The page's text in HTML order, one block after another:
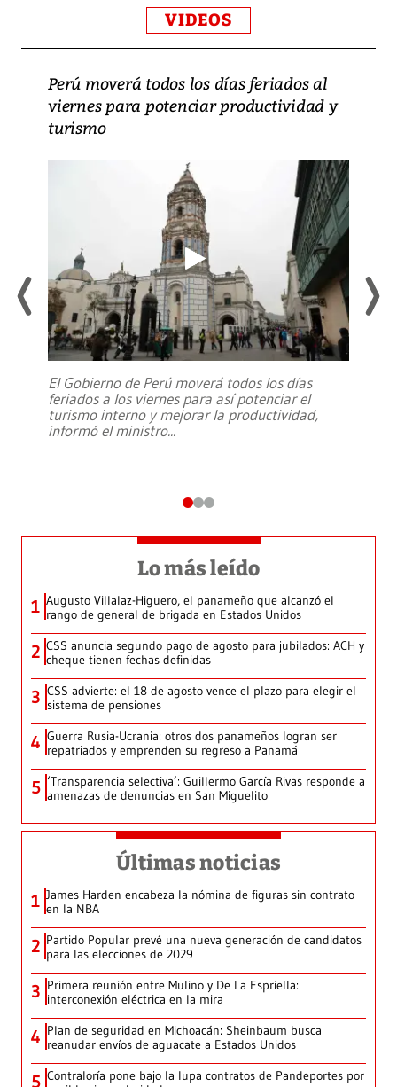
VIDEOS
Perú moverá todos los días feriados al
viernes para potenciar productividad y
turismo
El Gobierno de Perú moverá todos los días
feriados a los viernes para así potenciar el
turismo interno y mejorar la productividad,
informó el ministro...
Lo más leído
1 Augusto Villalaz-Higuero, el panameño que alcanzó el
rango de general de brigada en Estados Unidos
2 CSS anuncia segundo pago de agosto para jubilados: ACH y
cheque tienen fechas definidas
3 CSS advierte: el 18 de agosto vence el plazo para elegir el
sistema de pensiones
4 Guerra Rusia-Ucrania: otros dos panameños logran ser
repatriados y emprenden su regreso a Panamá
5 ‘Transparencia selectiva’: Guillermo García Rivas responde a
amenazas de denuncias en San Miguelito
Últimas noticias
1 James Harden encabeza la nómina de figuras sin contrato
en la NBA
2 Partido Popular prevé una nueva generación de candidatos
para las elecciones de 2029
3 Primera reunión entre Mulino y De La Espriella:
interconexión eléctrica en la mira
4 Plan de seguridad en Michoacán: Sheinbaum busca
reanudar envíos de aguacate a Estados Unidos
5 Contraloría pone bajo la lupa contratos de Pandeportes por